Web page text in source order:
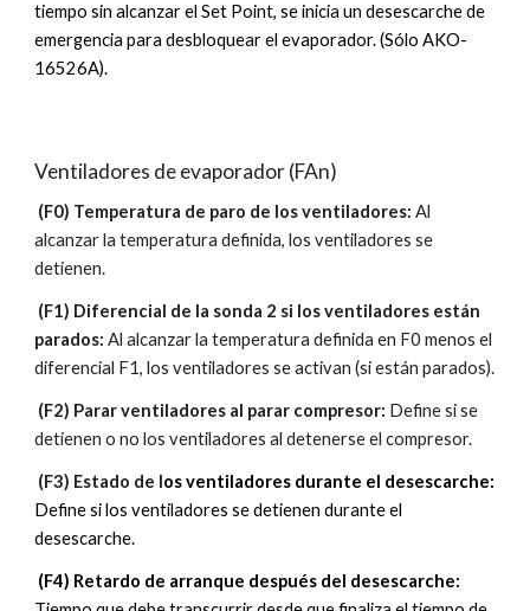
tiempo sin alcanzar el Set Point, se inicia un desescarche de
emergencia para desbloquear el evaporador. (Sólo AKO-
16526A).
Ventiladores de evaporador (FAn)
(F0) Temperatura de paro de los ventiladores: Al
alcanzar la temperatura definida, los ventiladores se
detienen.
parados: Al alcanzar la temperatura definida en F0 menos el
diferencial F1, los ventiladores se activan (si están parados).
(F2) Parar ventiladores al parar compresor: Define si se
detienen o no los ventiladores al detenerse el compresor.
(F3) Estado de los ventiladores durante el desescarche:
Define si los ventiladores se detienen durante el
desescarche.
(F4) Retardo de arranque después del desescarche: